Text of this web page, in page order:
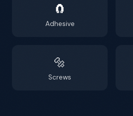
🧲
Adhesive
🔩
Screws